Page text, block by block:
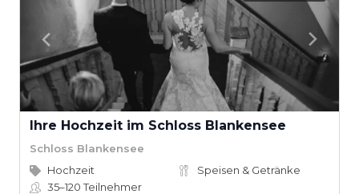
Ihre Hochzeit im Schloss Blankensee
Schloss Blankensee
Hochzeit
Speisen & Getränke
35–120Teilnehmer